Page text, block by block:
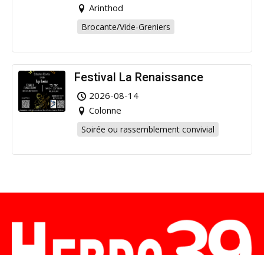
Arinthod
Brocante/Vide-Greniers
Festival La Renaissance
2026-08-14
Colonne
Soirée ou rassemblement convivial